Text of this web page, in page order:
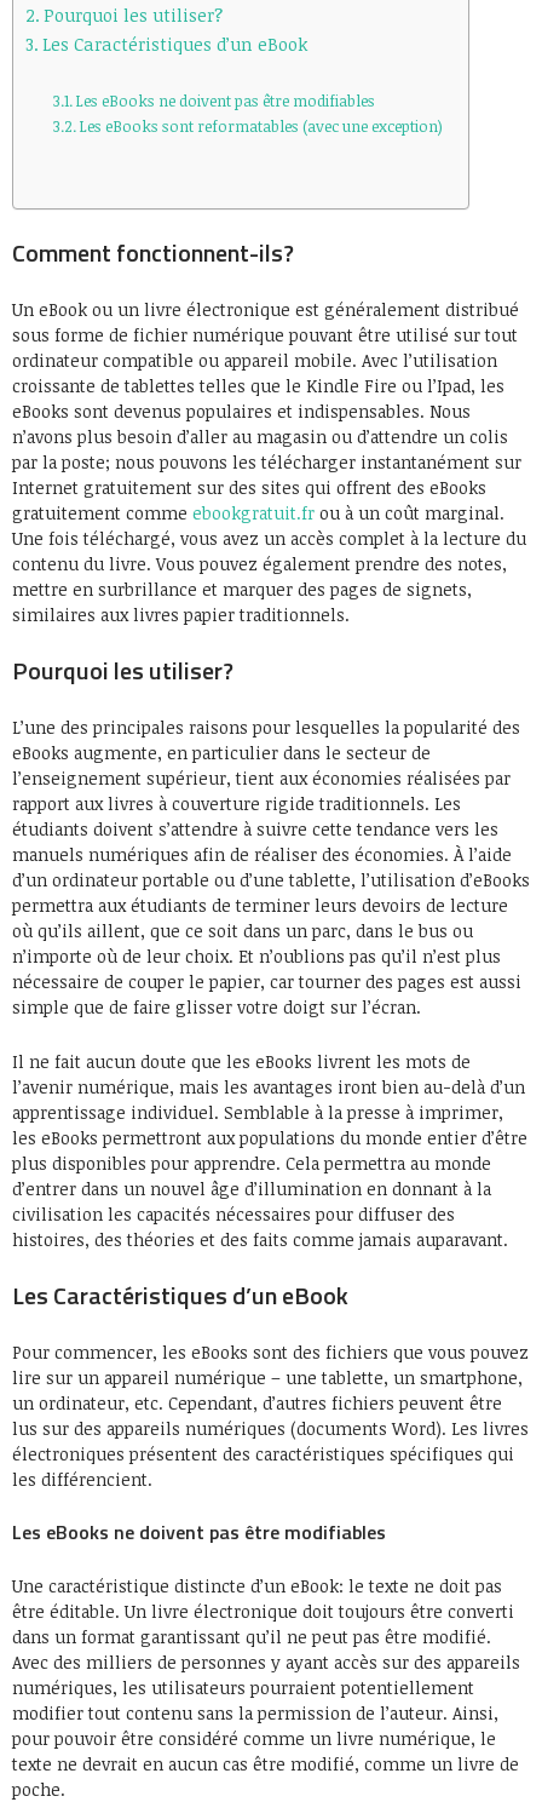
Pourquoi les utiliser?
Les Caractéristiques d’un eBook
Les eBooks ne doivent pas être modifiables
Les eBooks sont reformatables (avec une exception)
Comment fonctionnent-ils?
Un eBook ou un livre électronique est généralement distribué
sous forme de fichier numérique pouvant être utilisé sur tout
ordinateur compatible ou appareil mobile. Avec l’utilisation
croissante de tablettes telles que le Kindle Fire ou l’Ipad, les
eBooks sont devenus populaires et indispensables. Nous
n’avons plus besoin d’aller au magasin ou d’attendre un colis
par la poste; nous pouvons les télécharger instantanément sur
Internet gratuitement sur des sites qui offrent des eBooks
gratuitement comme ebookgratuit.fr ou à un coût marginal.
Une fois téléchargé, vous avez un accès complet à la lecture du
contenu du livre. Vous pouvez également prendre des notes,
mettre en surbrillance et marquer des pages de signets,
similaires aux livres papier traditionnels.
Pourquoi les utiliser?
L’une des principales raisons pour lesquelles la popularité des
eBooks augmente, en particulier dans le secteur de
l’enseignement supérieur, tient aux économies réalisées par
rapport aux livres à couverture rigide traditionnels. Les
étudiants doivent s’attendre à suivre cette tendance vers les
manuels numériques afin de réaliser des économies. À l’aide
d’un ordinateur portable ou d’une tablette, l’utilisation d’eBooks
permettra aux étudiants de terminer leurs devoirs de lecture
où qu’ils aillent, que ce soit dans un parc, dans le bus ou
n’importe où de leur choix. Et n’oublions pas qu’il n’est plus
nécessaire de couper le papier, car tourner des pages est aussi
simple que de faire glisser votre doigt sur l’écran.
Il ne fait aucun doute que les eBooks livrent les mots de
l’avenir numérique, mais les avantages iront bien au-delà d’un
apprentissage individuel. Semblable à la presse à imprimer,
les eBooks permettront aux populations du monde entier d’être
plus disponibles pour apprendre. Cela permettra au monde
d’entrer dans un nouvel âge d’illumination en donnant à la
civilisation les capacités nécessaires pour diffuser des
histoires, des théories et des faits comme jamais auparavant.
Les Caractéristiques d’un eBook
Pour commencer, les eBooks sont des fichiers que vous pouvez
lire sur un appareil numérique – une tablette, un smartphone,
un ordinateur, etc. Cependant, d’autres fichiers peuvent être
lus sur des appareils numériques (documents Word). Les livres
électroniques présentent des caractéristiques spécifiques qui
les différencient.
Les eBooks ne doivent pas être modifiables
Une caractéristique distincte d’un eBook: le texte ne doit pas
être éditable. Un livre électronique doit toujours être converti
dans un format garantissant qu’il ne peut pas être modifié.
Avec des milliers de personnes y ayant accès sur des appareils
numériques, les utilisateurs pourraient potentiellement
modifier tout contenu sans la permission de l’auteur. Ainsi,
pour pouvoir être considéré comme un livre numérique, le
texte ne devrait en aucun cas être modifié, comme un livre de
poche.